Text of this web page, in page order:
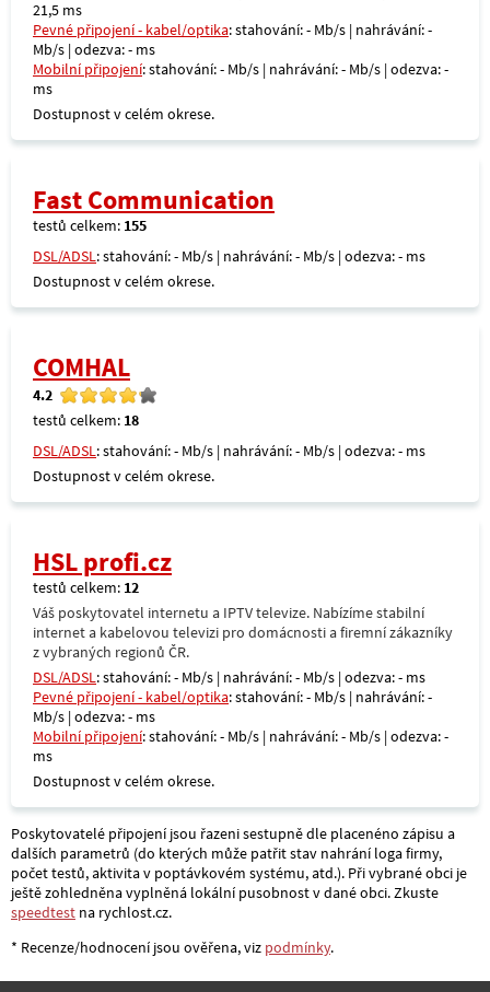
21,5 ms
Pevné připojení - kabel/optika: stahování: - Mb/s | nahrávání: -
Mb/s | odezva: - ms
Mobilní připojení: stahování: - Mb/s | nahrávání: - Mb/s | odezva: -
ms
Dostupnost v celém okrese.
Fast Communication
testů celkem: 155
DSL/ADSL: stahování: - Mb/s | nahrávání: - Mb/s | odezva: - ms
Dostupnost v celém okrese.
COMHAL
4.2
testů celkem: 18
DSL/ADSL: stahování: - Mb/s | nahrávání: - Mb/s | odezva: - ms
Dostupnost v celém okrese.
HSL profi.cz
testů celkem: 12
Váš poskytovatel internetu a IPTV televize. Nabízíme stabilní
internet a kabelovou televizi pro domácnosti a firemní zákazníky
z vybraných regionů ČR.
DSL/ADSL: stahování: - Mb/s | nahrávání: - Mb/s | odezva: - ms
Pevné připojení - kabel/optika: stahování: - Mb/s | nahrávání: -
Mb/s | odezva: - ms
Mobilní připojení: stahování: - Mb/s | nahrávání: - Mb/s | odezva: -
ms
Dostupnost v celém okrese.
Poskytovatelé připojení jsou řazeni sestupně dle placenéno zápisu a
dalších parametrů (do kterých může patřit stav nahrání loga firmy,
počet testů, aktivita v poptávkovém systému, atd.). Při vybrané obci je
ještě zohledněna vyplněná lokální pusobnost v dané obci. Zkuste
speedtest na rychlost.cz.
* Recenze/hodnocení jsou ověřena, viz podmínky.